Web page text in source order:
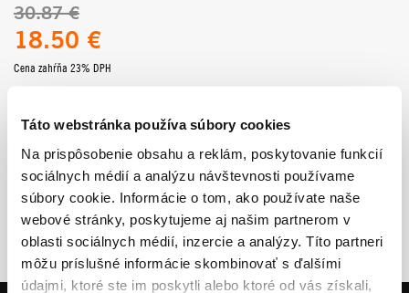
Táto webstránka používa súbory cookies
Na prispôsobenie obsahu a reklám, poskytovanie funkcií
sociálnych médií a analýzu návštevnosti používame
súbory cookie. Informácie o tom, ako používate naše
webové stránky, poskytujeme aj našim partnerom v
oblasti sociálnych médií, inzercie a analýzy. Títo partneri
môžu príslušné informácie skombinovať s ďalšími
údajmi, ktoré ste im poskytli alebo ktoré od vás získali,
30.87 €
18.50 €
Cena zahŕňa 23% DPH